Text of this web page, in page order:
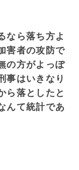
なら落ち方よ
害者の攻防で
の方がよっぽ
事はいきなり
ら落としたと
んて統計であ